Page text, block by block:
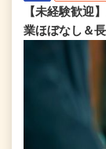
【未経験歓迎
業ほぼなし＆